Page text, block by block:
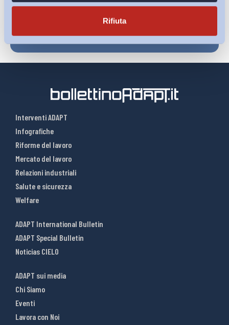
Rifiuta
Interventi ADAPT
Infografiche
Riforme del lavoro
Mercato del lavoro
Relazioni industriali
Salute e sicurezza
Welfare
ADAPT International Bulletin
ADAPT Special Bulletin
Noticias CIELO
ADAPT sui media
Chi Siamo
Eventi
Lavora con Noi